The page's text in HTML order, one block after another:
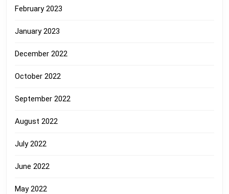
February 2023
January 2023
December 2022
October 2022
September 2022
August 2022
July 2022
June 2022
May 2022